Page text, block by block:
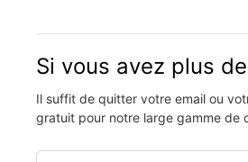
Si vous avez plus
Il suffit de quitter votre email ou
gratuit pour notre large gamme de